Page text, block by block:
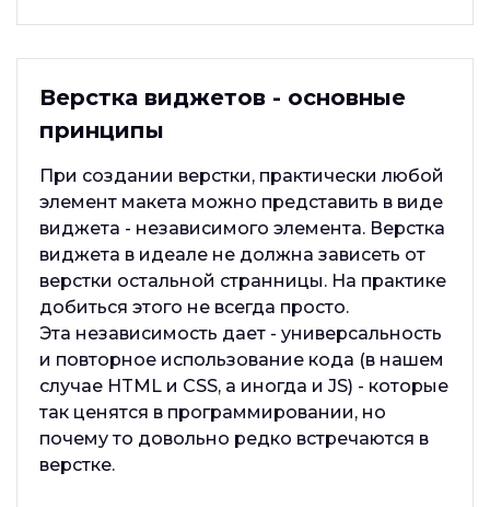
Верстка виджетов - основные
принципы
При создании верстки, практически любой
элемент макета можно представить в виде
виджета - независимого элемента. Верстка
виджета в идеале не должна зависеть от
верстки остальной странницы. На практике
добиться этого не всегда просто.
Эта независимость дает - универсальность
и повторное использование кода (в нашем
случае HTML и CSS, а иногда и JS) - которые
так ценятся в программировании, но
почему то довольно редко встречаются в
верстке.